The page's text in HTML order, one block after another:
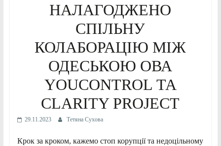
НАЛАГОДЖЕНО
СПІЛЬНУ
КОЛАБОРАЦІЮ МІЖ
ОДЕСЬКОЮ ОВА
YOUCONTROL ТА
CLARITY PROJECT
29.11.2023 Тетяна Сухова
Крок за кроком, кажемо стоп корупції та недоцільному